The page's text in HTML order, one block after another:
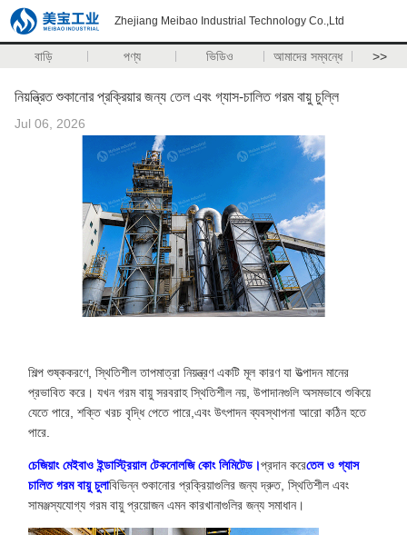
Zhejiang Meibao Industrial Technology Co.,Ltd
বাড়ি পণ্য ভিডিও আমাদের সম্বন্ধে >>
নিয়ন্ত্রিত শুকানোর প্রক্রিয়ার জন্য তেল এবং গ্যাস-চালিত গরম বায়ু চুল্লি
Jul 06, 2026
শিল্প শুষ্ককরণে, স্থিতিশীল তাপমাত্রা নিয়ন্ত্রণ একটি মূল কারণ যা উত্পাদন মানের
প্রভাবিত করে। যখন গরম বায়ু সরবরাহ স্থিতিশীল নয়, উপাদানগুলি অসমভাবে শুকিয়ে
যেতে পারে, শক্তি খরচ বৃদ্ধি পেতে পারে,এবং উৎপাদন ব্যবস্থাপনা আরো কঠিন হতে
পারে.
চেজিয়াং মেইবাও ইন্ডাস্ট্রিয়াল টেকনোলজি কোং লিমিটেড।প্রদান করেতেল ও গ্যাস
চালিত গরম বায়ু চুলাবিভিন্ন শুকানোর প্রক্রিয়াগুলির জন্য দ্রুত, স্থিতিশীল এবং
সামঞ্জস্যযোগ্য গরম বায়ু প্রয়োজন এমন কারখানাগুলির জন্য সমাধান।